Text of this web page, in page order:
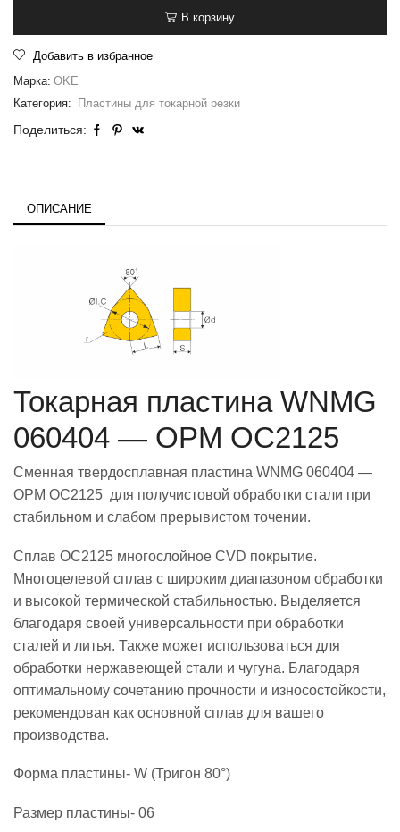
В корзину
Добавить в избранное
Марка: OKE
Категория:
Пластины для токарной резки
Поделиться:
ОПИСАНИЕ
Токарная пластина WNMG
060404 — OPM OC2125
Сменная твердосплавная пластина WNMG 060404 —
OPM OC2125 для получистовой обработки стали при
стабильном и слабом прерывистом точении.
Сплав OC2125 многослойное CVD покрытие.
Многоцелевой сплав с широким диапазоном обработки
и высокой термической стабильностью. Выделяется
благодаря своей универсальности при обработки
сталей и литья. Также может использоваться для
обработки нержавеющей стали и чугуна. Благодаря
оптимальному сочетанию прочности и износостойкости,
рекомендован как основной сплав для вашего
производства.
Форма пластины- W (Тригон 80°)
Размер пластины- 06